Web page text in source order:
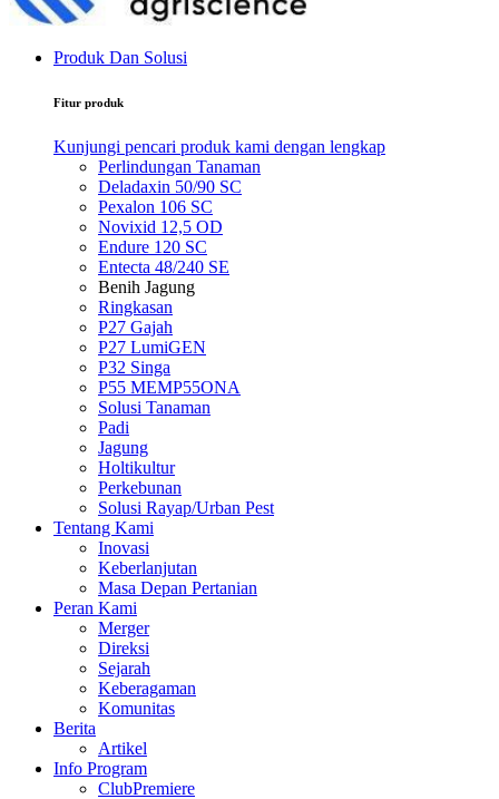
Produk Dan Solusi
Fitur produk
Kunjungi pencari produk kami dengan lengkap
Perlindungan Tanaman
Deladaxin 50/90 SC
Pexalon 106 SC
Novixid 12,5 OD
Endure 120 SC
Entecta 48/240 SE
Benih Jagung
Ringkasan
P27 Gajah
P27 LumiGEN
P32 Singa
P55 MEMP55ONA
Solusi Tanaman
Padi
Jagung
Holtikultur
Perkebunan
Solusi Rayap/Urban Pest
Tentang Kami
Inovasi
Keberlanjutan
Masa Depan Pertanian
Peran Kami
Merger
Direksi
Sejarah
Keberagaman
Komunitas
Berita
Artikel
Info Program
ClubPremiere